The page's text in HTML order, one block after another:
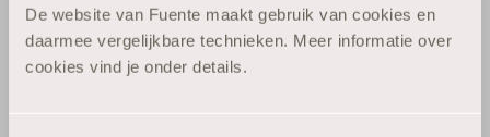
De website van Fuente maakt gebruik van cookies en
daarmee vergelijkbare technieken. Meer informatie over
cookies vind je onder details.
2
1
Blijf op de hoogte van haarverzorging die
echt werkt.